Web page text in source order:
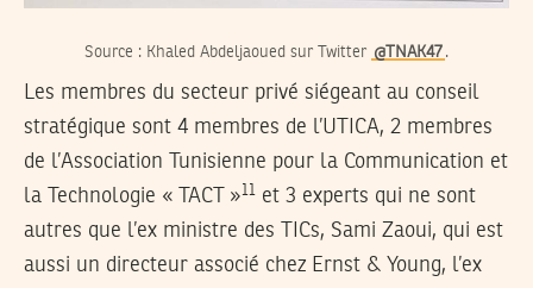
Source : Khaled Abdeljaoued sur Twitter @TNAK47 .
Les membres du secteur privé siégeant au conseil
stratégique sont 4 membres de l’UTICA, 2 membres
de l’Association Tunisienne pour la Communication et
la Technologie « TACT »
et 3 experts qui ne sont
autres que l’ex ministre des TICs, Sami Zaoui, qui est
aussi un directeur associé chez Ernst & Young, l’ex